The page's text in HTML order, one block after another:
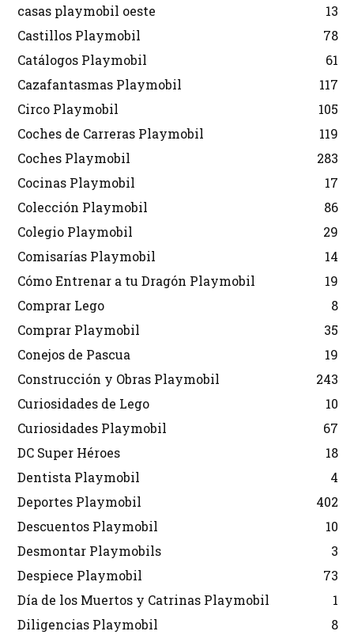
casas playmobil oeste
13
Castillos Playmobil
78
Catálogos Playmobil
61
Cazafantasmas Playmobil
117
Circo Playmobil
105
Coches de Carreras Playmobil
119
Coches Playmobil
283
Cocinas Playmobil
17
Colección Playmobil
86
Colegio Playmobil
29
Comisarías Playmobil
14
Cómo Entrenar a tu Dragón Playmobil
19
Comprar Lego
8
Comprar Playmobil
35
Conejos de Pascua
19
Construcción y Obras Playmobil
243
Curiosidades de Lego
10
Curiosidades Playmobil
67
DC Super Héroes
18
Dentista Playmobil
4
Deportes Playmobil
402
Descuentos Playmobil
10
Desmontar Playmobils
3
Despiece Playmobil
73
Día de los Muertos y Catrinas Playmobil
1
Diligencias Playmobil
8